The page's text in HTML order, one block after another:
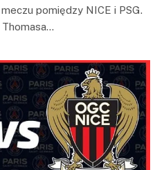
pomiędzy NICE i PSG.